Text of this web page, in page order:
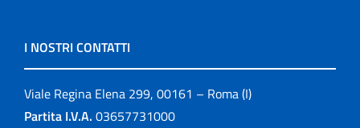
I NOSTRI CONTATTI
Viale Regina Elena 299, 00161 – Roma (I)
Partita I.V.A. 03657731000